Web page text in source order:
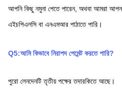
আপনি কিছু নমুনা পেতে পারেন, অথবা আমরা
এইচপিএলসি বা এনএমআর পাঠাতে পারি।
Q5:আমি কিভাবে নিরাপদ পেমেন্ট করতে পারি?
পুরো লেনদেনটি তৃতীয় পক্ষের তদারকিতে আছে।